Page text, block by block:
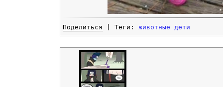
Поделиться | Теги: животные дети